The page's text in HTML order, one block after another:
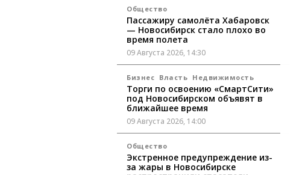
Общество
Пассажиру самолёта Хабаровск
— Новосибирск стало плохо во
время полета
09 Августа 2026, 14:30
Бизнес Власть Недвижимость
Торги по освоению «СмартСити»
под Новосибирском объявят в
ближайшее время
09 Августа 2026, 14:00
Общество
Экстренное предупреждение из-
за жары в Новосибирске